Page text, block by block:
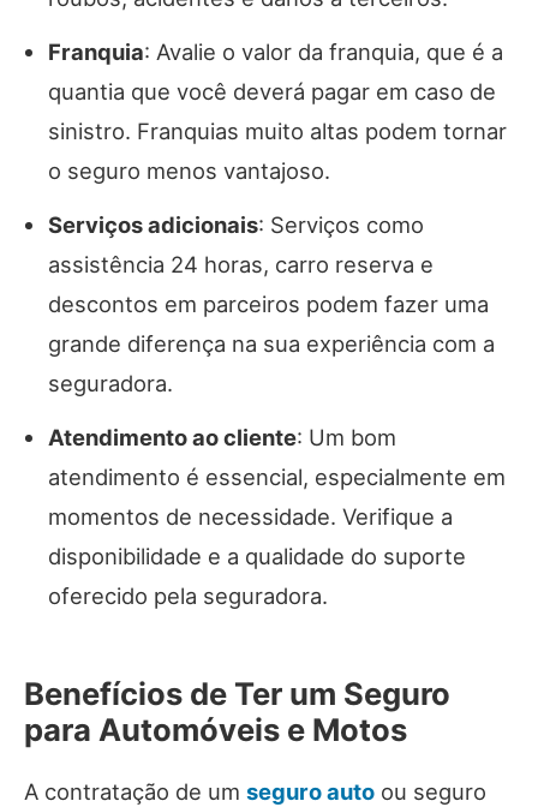
Franquia: Avalie o valor da franquia, que é a
quantia que você deverá pagar em caso de
sinistro. Franquias muito altas podem tornar
o seguro menos vantajoso.
Serviços adicionais: Serviços como
assistência 24 horas, carro reserva e
descontos em parceiros podem fazer uma
grande diferença na sua experiência com a
seguradora.
Atendimento ao cliente: Um bom
atendimento é essencial, especialmente em
momentos de necessidade. Verifique a
disponibilidade e a qualidade do suporte
oferecido pela seguradora.
Benefícios de Ter um Seguro
para Automóveis e Motos
A contratação de um seguro auto ou seguro